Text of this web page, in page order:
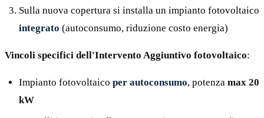
Sulla nuova copertura si installa un impianto fotovoltaico
integrato (autoconsumo, riduzione costo energia)
Vincoli specifici dell'Intervento Aggiuntivo fotovoltaico:
Impianto fotovoltaico per autoconsumo, potenza max 20
kW